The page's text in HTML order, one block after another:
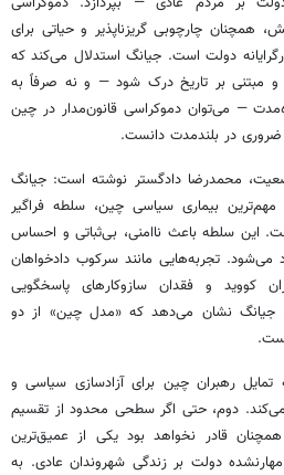
همچنان چارچوبی گریزناپذیر و حیاتی برای
دولت است. جیانگ استدلال می‌کند که
و مبتنی بر تاریخ درک شود — و نه صرفاً به
— می‌توان دموکراسی قانون‌مدار در چین
در بلندمدت دانست.
محمدرضا دادگستر نوشته است: جیانگ
بیماری سیاسی چین، سلطه فراگیر
این سلطه باعث ناامنی، بی‌ثباتی و احساس
می‌شود. تجربه‌هایی مانند سرکوب دادخواهان
کووید و فقدان سازوکارهای پاسخگویی
جیانگ نشان می‌دهد که «مدل چین» از دو
رهبران چین برای آزادسازی سیاسی و
دوم، حتی اگر سطحی محدود از تقسیم
قادر نخواهد بود یکی از عمیق‌ترین
دولت بر زندگی شهروندان عادی. به